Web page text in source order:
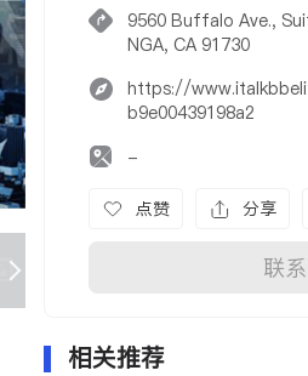
9560 Buffalo Ave.,
NGA, CA 91730
https://
b9e00439198a2
-
点赞 分享
联
相关推荐